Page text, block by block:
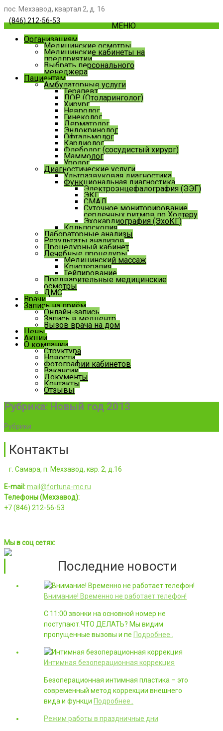
пос. Мехзавод, квартал 2, д. 16
(846) 212-56-53
МЕНЮ
Организациям
Медицинские осмотры
Медицинские кабинеты на
предприятии
Выбрать персонального
менеджера
Пациентам
Амбулаторные услуги
Терапевт
ЛОР (Отоларинголог)
Хирург
Невролог
Гинеколог
Дерматолог
Эндокринолог
Офтальмолог
Кардиолог
Флеболог (сосудистый хирург)
Маммолог
Уролог
Диагностические услуги
Ультразвуковая диагностика
Функциональная диагностика
Электроэнцефалография (ЭЭГ)
ЭКГ
СМАД
Суточное мониторирование
сердечных ритмов по Холтеру
Эхокардиография (ЭхоКГ)
Кольпоскопия
Лабораторные анализы
Результаты анализов
Процедурный кабинет
Лечебные процедуры
Медицинский массаж
Криотерапия
Тейпирование
Предварительные медицинские
осмотры
ДМС
Врачи
Запись на приём
Онлайн-запись
Запись в медцентр
Вызов врача на дом
Цены
Акции
О компании
Структура
Новости
Фотографии кабинетов
Вакансии
Документы
Контакты
Отзывы
Рубрика: Новый год 2013
Рубрики
Контакты
г. Самара, п. Мехзавод, квр. 2, д.16
E-mail:mail@fortuna-mc.ru
Телефоны (Мехзавод):
+7 (846) 212-56-53
Мы в соц сетях:
Последние новости
Внимание! Временно не работает телефон!
С 11:00 звонки на основной номер не
поступают.ЧТО ДЕЛАТЬ? Мы видим
пропущенные вызовы и пе Подробнее..
Интимная безоперационная коррекция
Безоперационная интимная пластика – это
современный метод коррекции внешнего
вида и функци Подробнее..
Режим работы в праздничные дни